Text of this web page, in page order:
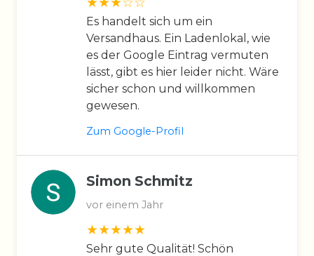
Es handelt sich um ein
Versandhaus. Ein Ladenlokal, wie
es der Google Eintrag vermuten
lässt, gibt es hier leider nicht. Wäre
sicher schon und willkommen
gewesen.
Zum Google-Profil
Simon Schmitz
vor einem Jahr
Sehr gute Qualität! Schön